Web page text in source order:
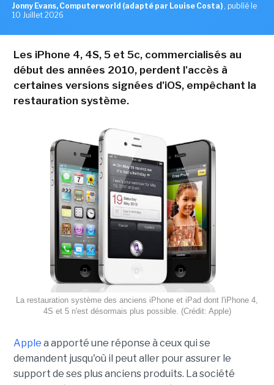
Jonny Evans, Computerworld (adapté par Louise Costa) , publié le
10 Juillet 2026
Les iPhone 4, 4S, 5 et 5c, commercialisés au
début des années 2010, perdent l'accès à
certaines versions signées d'iOS, empêchant la
restauration système.
La restauration système des anciens iPhone et iPad dont l'iPhone 4,
4S et 5 n'est désormais plus possible. (Crédit: Apple)
Apple a apporté une réponse à ceux qui se
demandent jusqu'où il peut aller pour assurer le
support de ses plus anciens produits. La société